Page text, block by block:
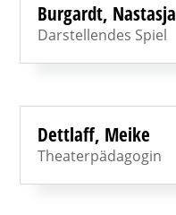
Burgardt, Nastasja
Darstellendes Spiel
Dettlaff, Meike
Theaterpädagogin